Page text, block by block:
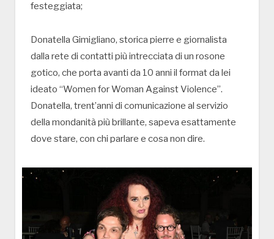
festeggiata;
Donatella Gimigliano, storica pierre e giornalista
dalla rete di contatti più intrecciata di un rosone
gotico, che porta avanti da 10 anni il format da lei
ideato “Women for Woman Against Violence”.
Donatella, trent’anni di comunicazione al servizio
della mondanità più brillante, sapeva esattamente
dove stare, con chi parlare e cosa non dire.